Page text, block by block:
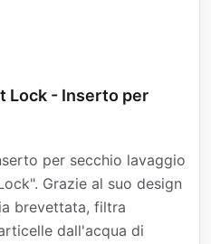
Lock - Inserto per
per secchio lavaggio
Grazie al suo design
brevettata, filtra
dall'acqua di